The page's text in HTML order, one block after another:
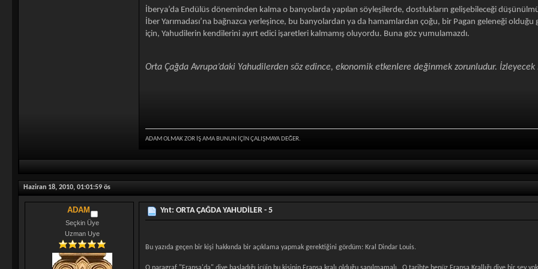
İberya’da Endülüs döneminden kalma o banyolarda yapılan söyleşilerde, dostlukların gelişebileceği
İber Yarımadası’na bağnazca yerleşince, bu banyolardan ya da hamamlardan çoğu, bir Pagan geleneği
için, Yahudilerin kendilerini ayırt edici işaretleri kalmamış oluyordu. Buna göz yumulamazdı.
Orta Çağda Avrupa’daki Yahudilerden söz edince, ekonomik etkenlere değinmek zorunludur.
ADAM OLMAK ZOR İŞ AMA BUNUN İÇİN ÇALIŞMAYA DEĞER.
Haziran 18, 2010, 01:01:59 ös
ADAM
Seçkin Üye
Uzman Uye
Ynt: ORTA ÇAĞDA YAHUDİLER - 5
Bu yazıda geçen bir kişi hakkında bir açıklama yapmak gerektiğini gördüm: Kral Dindar Louis.